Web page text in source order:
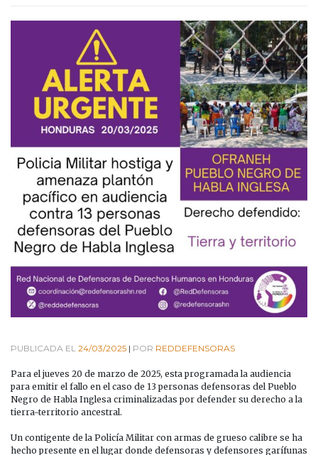
PUBLICADA EL 24/03/2025 | POR REDDEFENSORAS
Para el jueves 20 de marzo de 2025, esta programada la audiencia
para emitir el fallo en el caso de 13 personas defensoras del Pueblo
Negro de Habla Inglesa criminalizadas por defender su derecho a la
tierra-territorio ancestral.
Un contigente de la Policía Militar con armas de grueso calibre se ha
hecho presente en el lugar donde defensoras y defensores garífunas